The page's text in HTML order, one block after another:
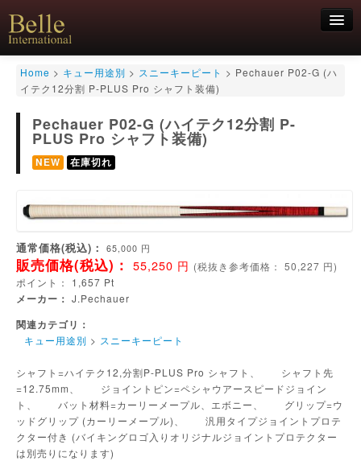
新規会員登録
ログイン
HOME
キュー
キュー用途別
アクセサリー
お気軽にお問合せくださいませ！ 06-6468-7850
Home > キュー用途別 > スニーキーピート > Pechauer P02-G (ハ
イテク12分割 P-PLUS Pro シャフト装備)
Pechauer P02-G (ハイテク12分割 P-
PLUS Pro シャフト装備)
NEW 在庫切れ
通常価格(税込)： 65,000 円
販売価格(税込)： 55,250 円 (税抜き参考価格： 50,227 円)
ポイント： 1,657 Pt
メーカー： J.Pechauer
関連カテゴリ：
キュー用途別 > スニーキーピート
シャフト=ハイテク12,分割P-PLUS Pro シャフト、 シャフト先
=12.75mm、 ジョイントピン=ペシャウアースピードジョイン
ト、 バット材料=カーリーメープル、エボニー、 グリップ=ウ
ッドグリップ (カーリーメープル)、 汎用タイプジョイントプロテ
クター付き (バイキングロゴ入りオリジナルジョイントプロテクター
は別売りになります)